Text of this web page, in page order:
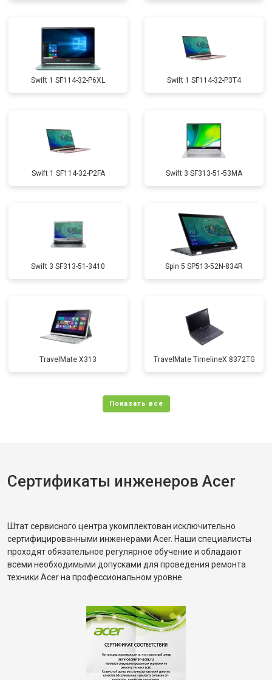
Swift 1 SF114-32-P6XL Swift 1 SF114-32-P3T4
Swift 1 SF114-32-P2FA Swift 3 SF313-51-53MA
Swift 3 SF313-51-3410 Spin 5 SP513-52N-834R
TravelMate X313 TravelMate TimelineX 8372TG
Сертификаты инженеров Acer
Штат сервисного центра укомплектован исключительно
сертифицированными инженерами Acer. Наши специалисты
проходят обязательное регулярное обучение и обладают
всеми необходимыми допусками для проведения ремонта
техники Acer на профессиональном уровне.